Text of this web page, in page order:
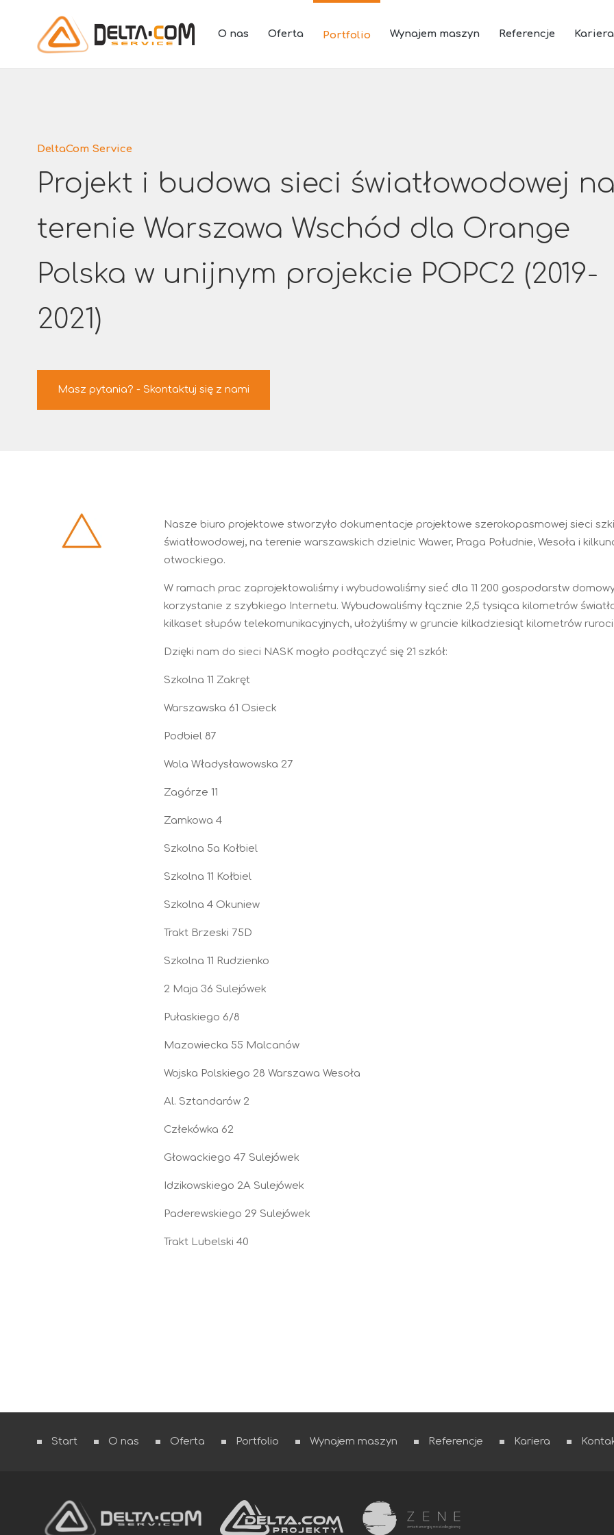
O nas Oferta Portfolio Wynajem maszyn Referencje Kariera
DeltaCom Service
Projekt i budowa sieci światłowodowej na
terenie Warszawa Wschód dla Orange
Polska w unijnym projekcie POPC2 (2019-
2021)
Masz pytania? - Skontaktuj się z nami
Nasze biuro projektowe stworzyło dokumentacje projektowe szerokopasmowej sieci
światłowodowej, na terenie warszawskich dzielnic Wawer, Praga Południe, Wesoła i
otwockiego.
W ramach prac zaprojektowaliśmy i wybudowaliśmy sieć dla 11 200 gospodarstw
korzystanie z szybkiego Internetu. Wybudowaliśmy łącznie 2,5 tysiąca kilometrów
kilkaset słupów telekomunikacyjnych, ułożyliśmy w gruncie kilkadziesiąt kilometrów
Dzięki nam do sieci NASK mogło podłączyć się 21 szkół:
Szkolna 11 Zakręt
Warszawska 61 Osieck
Podbiel 87
Wola Władysławowska 27
Zagórze 11
Zamkowa 4
Szkolna 5a Kołbiel
Szkolna 11 Kołbiel
Szkolna 4 Okuniew
Trakt Brzeski 75D
Szkolna 11 Rudzienko
2 Maja 36 Sulejówek
Pułaskiego 6/8
Mazowiecka 55 Malcanów
Wojska Polskiego 28 Warszawa Wesoła
Al. Sztandarów 2
Człekówka 62
Głowackiego 47 Sulejówek
Idzikowskiego 2A Sulejówek
Paderewskiego 29 Sulejówek
Trakt Lubelski 40
Start O nas Oferta Portfolio Wynajem maszyn Referencje Kariera